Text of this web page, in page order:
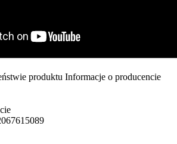
produktu Informacje o producencie